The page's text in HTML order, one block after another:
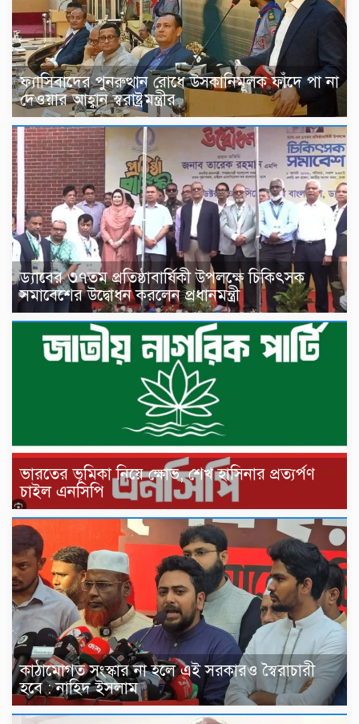
ফ্যাসিবাদের পুনরুত্থান রোধে উসকানিমূলক ফাঁদে পা না
দেওয়ার আহ্বান স্বরাষ্ট্রমন্ত্রীর
ড্যাবের ৩৭তম প্রতিষ্ঠাবার্ষিকী উপলক্ষে চিকিৎসক
সমাবেশের উদ্বোধন করলেন প্রধানমন্ত্রী
ভারতের ভূমিকা নিয়ে ক্ষোভ, শেখ হাসিনার প্রত্যর্পণ
চাইল এনসিপি
কাঠামোগত সংস্কার না হলে এই সরকারও স্বৈরাচারী
হবে : নাহিদ ইসলাম